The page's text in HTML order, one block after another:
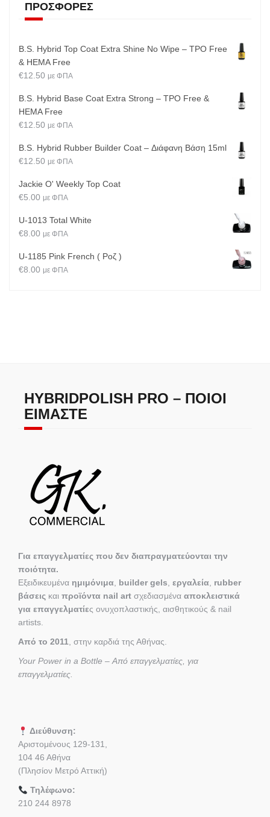
ΠΡΟΣΦΟΡΈΣ
B.S. Hybrid Top Coat Extra Shine No Wipe – TPO Free
& HEMA Free
€12.50 με ΦΠΑ
B.S. Hybrid Base Coat Extra Strong – TPO Free &
HEMA Free
€12.50 με ΦΠΑ
B.S. Hybrid Rubber Builder Coat – Διάφανη Βάση 15ml
€12.50 με ΦΠΑ
Jackie O' Weekly Top Coat
€5.00 με ΦΠΑ
U-1013 Total White
€8.00 με ΦΠΑ
U-1185 Pink French ( Ροζ )
€8.00 με ΦΠΑ
HYBRIDPOLISH PRO – ΠΟΙΟΙ
ΕΊΜΑΣΤΕ
Για επαγγελματίες που δεν διαπραγματεύονται την
ποιότητα.
Εξειδικευμένα ημιμόνιμα builder gels εργαλεία rubber
βάσεις και προϊόντα nail art σχεδιασμένα αποκλειστικά
για επαγγελματίες ονυχοπλαστικής, αισθητικούς & nail
artists.
Από το 2011 , στην καρδιά της Αθήνας.
Your Power in a Bottle – Από επαγγελματίες, για
επαγγελματίες.
Διεύθυνση:
Αριστομένους 129-131,
104 46 Αθήνα
(Πλησίον Μετρό Αττική)
Τηλέφωνο:
210 244 8978